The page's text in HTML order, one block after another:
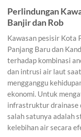
Perlindungan
Banjir dan Rob
Kawasan pesisir Kota
Panjang Baru dan
terhadap kombinasi
dan intrusi air laut
mengganggu
ekonomi. Untuk
infrastruktur drainase
salah satunya adalah
kelebihan air secara